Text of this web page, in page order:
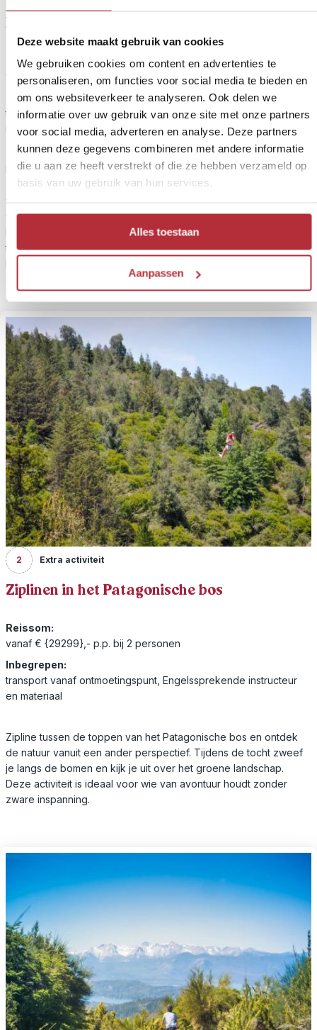
Deze website maakt gebruik van cookies
We gebruiken cookies om content en advertenties te
personaliseren, om functies voor social media te bieden en
om ons websiteverkeer te analyseren. Ook delen we
informatie over uw gebruik van onze site met onze partners
voor social media, adverteren en analyse. Deze partners
kunnen deze gegevens combineren met andere informatie
die u aan ze heeft verstrekt of die ze hebben verzameld op
basis van uw gebruik van hun services.
Alles toestaan
Aanpassen
Raften op de Manso Rivier
Reissom:
vanaf € {42036},- p.p. bij 2 personen
Inbegrepen:
transport vanaf ontmoetingspunt, Engelssprekende gids,
materiaal en snack
Ervaar raften op de Manso Rivier, midden tussen ruige bergen
en groene bossen. Met een gids ga je langs rustige en wat
wildere stroomversnellingen. Ideaal voor beginners, maar met
voldoende uitdaging voor wie al wat ervaring heeft. Het frisse,
heldere water maakt het extra bijzonder. Na afloop is er tijd om
te ontspannen met een snack bij de Puerto Manso camping en
2 Extra activiteit
Ziplinen in het Patagonische bos
Reissom:
vanaf € {29299},- p.p. bij 2 personen
Inbegrepen:
transport vanaf ontmoetingspunt, Engelssprekende instructeur
en materiaal
Zipline tussen de toppen van het Patagonische bos en ontdek
de natuur vanuit een ander perspectief. Tijdens de tocht zweef
je langs de bomen en kijk je uit over het groene landschap.
Deze activiteit is ideaal voor wie van avontuur houdt zonder
zware inspanning.